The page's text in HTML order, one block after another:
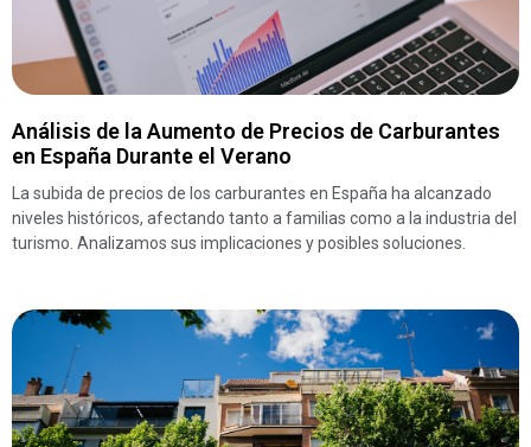
Análisis de la Aumento de Precios de Carburantes
en España Durante el Verano
La subida de precios de los carburantes en España ha alcanzado
niveles históricos, afectando tanto a familias como a la industria del
turismo. Analizamos sus implicaciones y posibles soluciones.